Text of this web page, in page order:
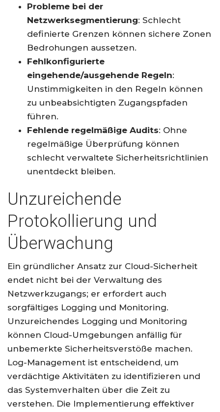
Probleme bei der
Netzwerksegmentierung: Schlecht
definierte Grenzen können sichere Zonen
Bedrohungen aussetzen.
Fehlkonfigurierte
eingehende/ausgehende Regeln:
Unstimmigkeiten in den Regeln können
zu unbeabsichtigten Zugangspfaden
führen.
Fehlende regelmäßige Audits: Ohne
regelmäßige Überprüfung können
schlecht verwaltete Sicherheitsrichtlinien
unentdeckt bleiben.
Unzureichende
Protokollierung und
Überwachung
Ein gründlicher Ansatz zur Cloud-Sicherheit
endet nicht bei der Verwaltung des
Netzwerkzugangs; er erfordert auch
sorgfältiges Logging und Monitoring.
Unzureichendes Logging und Monitoring
können Cloud-Umgebungen anfällig für
unbemerkte Sicherheitsverstöße machen.
Log-Management ist entscheidend, um
verdächtige Aktivitäten zu identifizieren und
das Systemverhalten über die Zeit zu
verstehen. Die Implementierung effektiver